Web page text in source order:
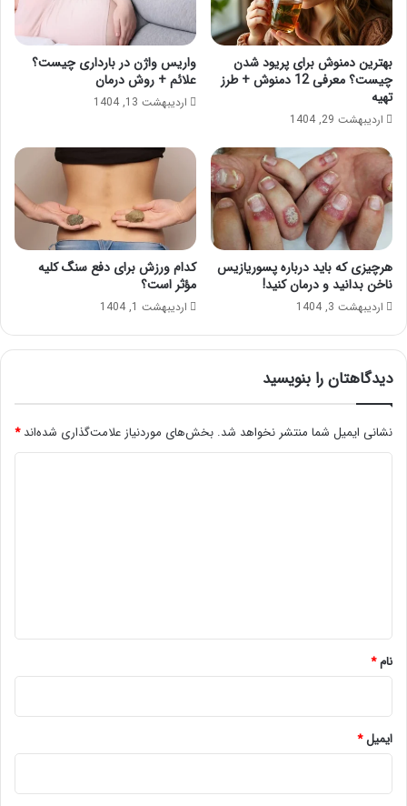
بهترین دمنوش برای پریود شدن
چیست؟ معرفی 12 دمنوش + طرز
تهیه
اردیبهشت 29, 1404
واریس واژن در بارداری چیست؟
علائم + روش درمان
اردیبهشت 13, 1404
هرچیزی که باید درباره پسوریازیس
ناخن بدانید و درمان کنید!
اردیبهشت 3, 1404
کدام ورزش برای دفع سنگ کلیه
مؤثر است؟
اردیبهشت 1, 1404
دیدگاهتان را بنویسید
نشانی ایمیل شما منتشر نخواهد شد. بخش‌های موردنیاز علامت‌گذاری شده‌اند*
نام*
ایمیل*